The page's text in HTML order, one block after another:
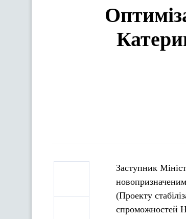
Заступник
новопризначеним
(Проекту
спроможностей